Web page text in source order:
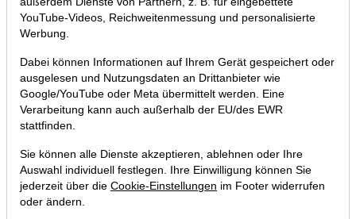
Portfolio-Builder Verkaufsstart
(Rabatt bis 31.) und Ausblick auf
2019!
23.12.2018 um 12:18 Uhr | TraderFox GmbH
YouTube-Videos, Reichweitenmessung und personalisierte
Werbung.
Dabei können Informationen auf Ihrem Gerät gespeichert oder
ausgelesen und Nutzungsdaten an Drittanbieter wie
Google/YouTube oder Meta übermittelt werden. Eine
Verarbeitung kann auch außerhalb der EU/des EWR
stattfinden.
Sie können alle Dienste akzeptieren, ablehnen oder Ihre
Auswahl individuell festlegen. Ihre Einwilligung können Sie
jederzeit über die Cookie-Einstellungen im Footer widerrufen
oder ändern.